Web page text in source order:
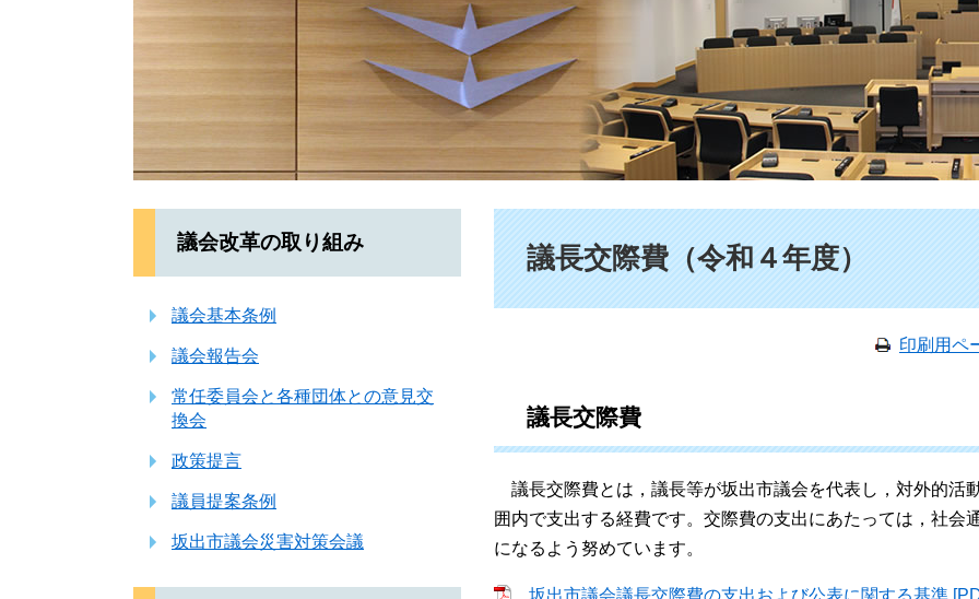
議会改革の取り組み
議会基本条例
議会報告会
常任委員会と各種団体との意見交
換会
政策提言
議員提案条例
坂出市議会災害対策会議
議長交際費（令和４年度）
印刷用ペ
議長交際費
議長交際費とは，議長等が坂出市議会を代表し，対外的活
囲内で支出する経費です。交際費の支出にあたっては，社会
になるよう努めています。
坂出市議会議長交際費の支出および公表に関する基準